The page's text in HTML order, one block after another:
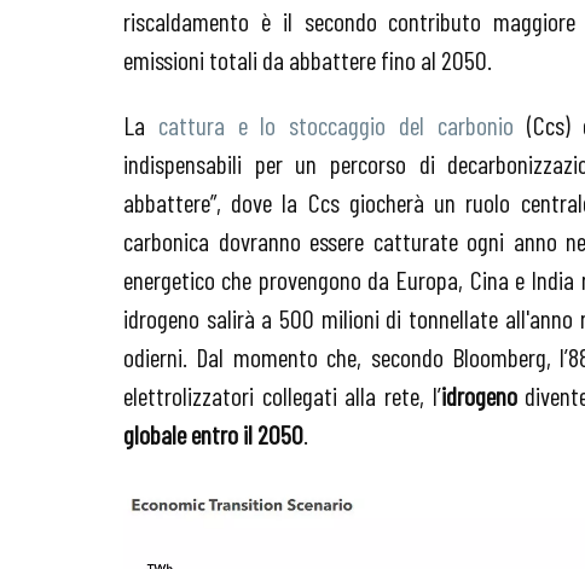
riscaldamento è il secondo contributo
emissioni totali da abbattere fino al 2050.
La cattura e lo stoccaggio del carbonio
indispensabili per un percorso di
abbattere”, dove la Ccs giocherà un ruolo
carbonica dovranno essere catturate ogni anno
energetico che provengono da Europa, Cina e
idrogeno salirà a 500 milioni di tonnellate
odierni. Dal momento che, secondo Bloomberg,
elettrolizzatori collegati alla rete, l’idrogeno
globale entro il 2050